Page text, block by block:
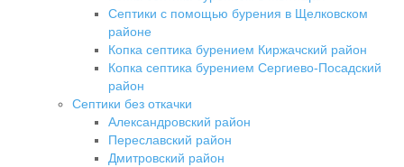
Септики с помощью бурения в Щелковском
районе
Копка септика бурением Киржачский район
Копка септика бурением Сергиево-Посадский
район
Септики без откачки
Александровский район
Переславский район
Дмитровский район